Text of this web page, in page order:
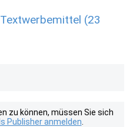
(23
zu können, müssen Sie sich
Publisher anmelden